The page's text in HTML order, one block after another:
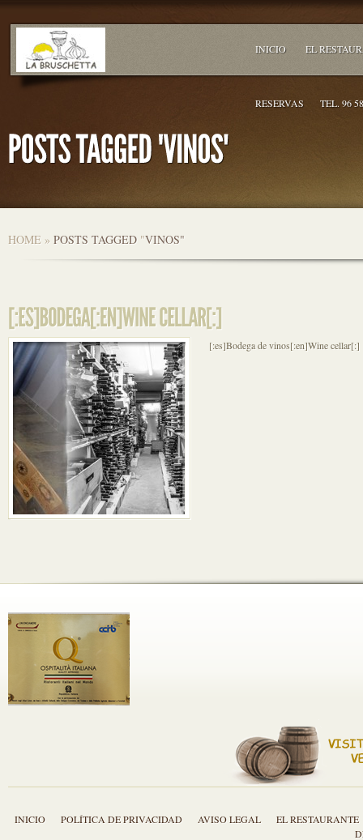
INICIO EL
RESERVAS TEL. 96
HOME » POSTS TAGGED "VINOS"
[:es]Bodega de vinos[:en]Wine cellar[:]
INICIO POLÍTICA DE PRIVACIDAD AVISO LEGAL
EL RESTAURANTE